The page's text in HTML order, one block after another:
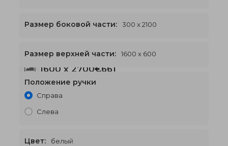
1600 x 2700€661
Размер боковой части: 300 x 2100
Размер верхней части: 1600 x 600
Положение ручки
Справа
Слева
Цвет: белый